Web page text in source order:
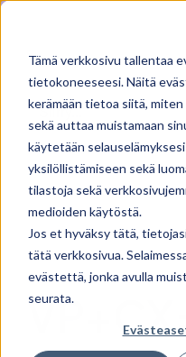
Tämä verkkosivu tallentaa
tietokoneeseesi. Näitä
kerämään tietoa siitä,
sekä auttaa muistamaan
käytetään
yksilöllistämiseen sekä
tilastoja sekä
medioiden käytöstä.
Jos et hyväksy tätä,
tätä verkkosivua.
evästettä, jonka avulla
seurata.
Skip
content
Siirry...